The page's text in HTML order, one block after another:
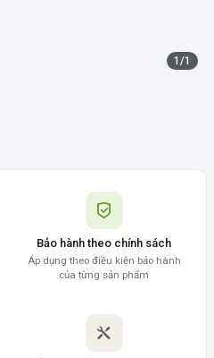
1 /1
Bảo hành theo chính sách
Áp dụng theo điều kiện bảo hành
của từng sản phẩm